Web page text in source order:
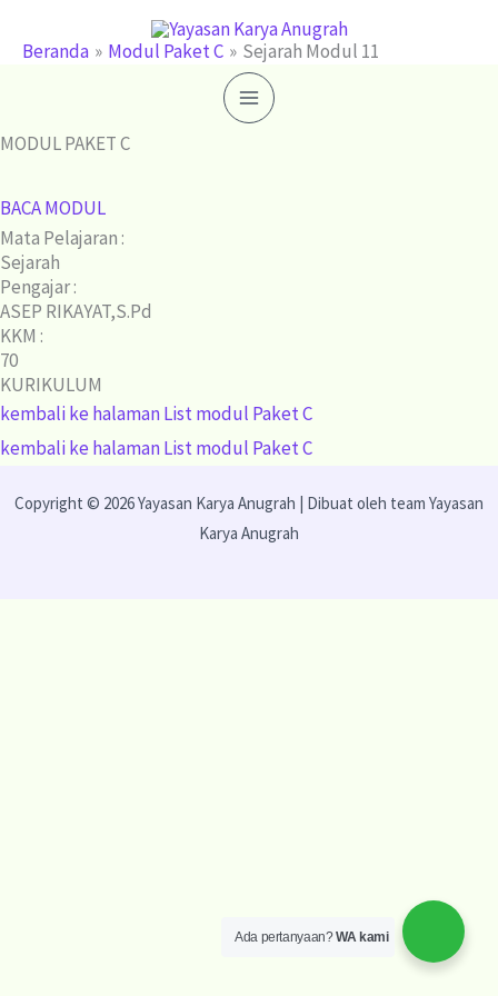
Beranda Modul Paket C Sejarah Modul 11
MODUL PAKET C
BACA MODUL
Mata Pelajaran :
Sejarah
Pengajar :
ASEP RIKAYAT,S.Pd
KKM :
70
KURIKULUM
kembali ke halaman List modul Paket C
kembali ke halaman List modul Paket C
Copyright © 2026 Yayasan Karya Anugrah | Dibuat oleh team Yayasan
Karya Anugrah
Ada pertanyaan?WA kami